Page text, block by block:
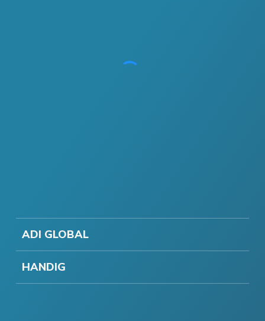
ADI GLOBAL
HANDIG